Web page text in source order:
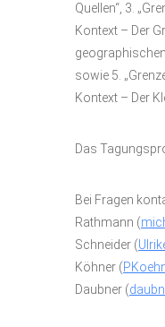
Quellen“, 3.
Kontext – Der
sowie 5.
Kontext – Der
Das
Bei Fragen
Rathmann (
Schneider (
Köhner (
Daubner (